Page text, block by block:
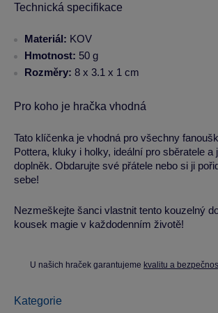
Technická specifikace
Materiál: KOV
Hmotnost: 50 g
Rozměry: 8 x 3.1 x 1 cm
Pro koho je hračka vhodná
Tato klíčenka je vhodná pro všechny
Pottera, kluky i holky, ideální pro sběratele a
doplněk. Obdarujte své přátele nebo si ji
sebe!
Nezmeškejte šanci vlastnit tento kouzelný
kousek magie v každodenním životě!
U našich hraček garantujeme kvalitu a
Kategorie